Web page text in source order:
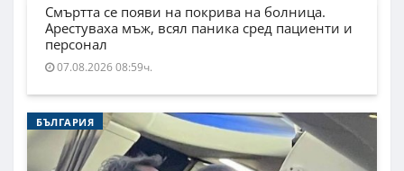
Смъртта се появи на покрива на болница.
Арестуваха мъж, всял паника сред пациенти и
персонал
07.08.2026 08:59ч.
БЪЛГАРИЯ